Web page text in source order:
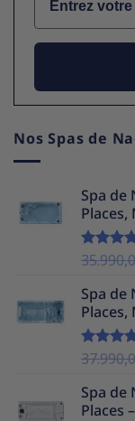
Nos Spas de
Spa de
Places,
Note
Spa de
Places,
Note
Spa de
Places